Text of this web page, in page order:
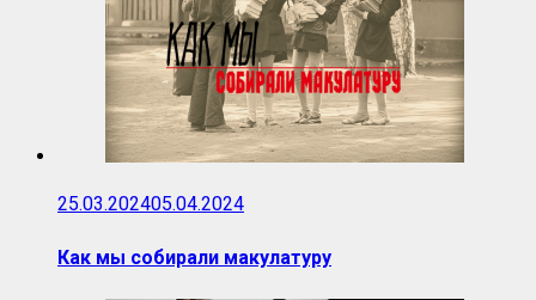
25.03.202405.04.2024
Как мы собирали макулатуру